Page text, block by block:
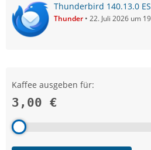
Thunderbird 140.13.0
Thunder 22. Juli 2026 um
Kaffee ausgeben für:
3,00 €